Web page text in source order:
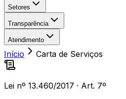
Setores
Transparência
Atendimento
Início Carta de Serviços
Lei nº 13.460/2017 · Art. 7º